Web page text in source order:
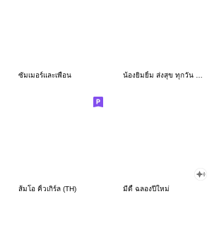
ซัมเมอร์และเพื่อน
ส้มโอ คิ้วเกิร์ล (TH) มีดี้ ฉลองปีใหม่